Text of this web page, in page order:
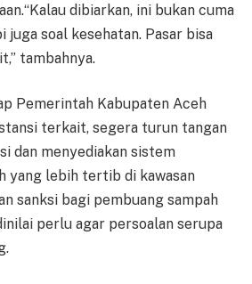
dibiarkan, ini bukan cuma
juga soal kesehatan. Pasar bisa
tambahnya.
Pemerintah Kabupaten Aceh
terkait, segera turun tangan
dan menyediakan sistem
yang lebih tertib di kawasan
sanksi bagi pembuang sampah
perlu agar persoalan serupa